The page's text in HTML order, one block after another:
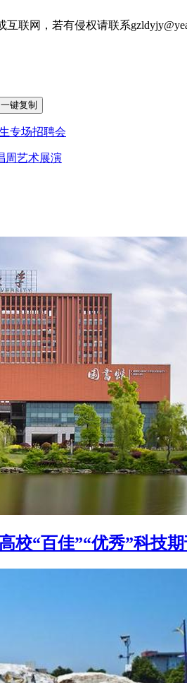
联网，若有侵权请联系
一键复制
专场招聘会
周艺术展演
校“百佳”“优秀”科技